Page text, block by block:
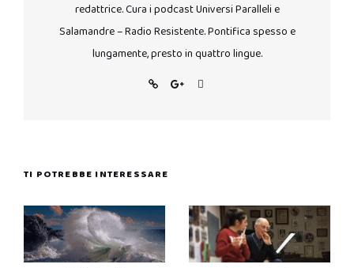
redattrice. Cura i podcast Universi Paralleli e
Salamandre – Radio Resistente. Pontifica spesso e
lungamente, presto in quattro lingue.
TI POTREBBE INTERESSARE